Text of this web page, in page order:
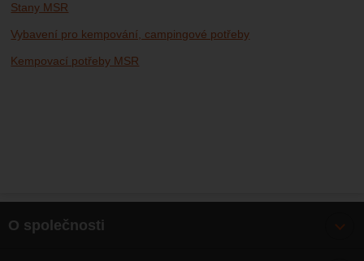
Stany MSR
Vybavení pro kempování, campingové potřeby
Kempovací potřeby MSR
O společnosti